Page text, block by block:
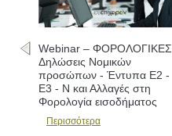
Webinar – ΦΟΡΟΛΟΓΙΚΕΣ
Δηλώσεις Νομικών
προσώπων - Έντυπα Ε2 -
Ε3 - Ν και Αλλαγές στη
Φορολογία εισοδήματος
Περισσότερα